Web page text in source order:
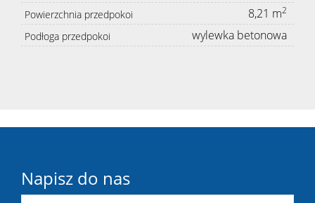
Powierzchnia przedpokoi 8,21 m2
Podłoga przedpokoi wylewka betonowa
Napisz do nas